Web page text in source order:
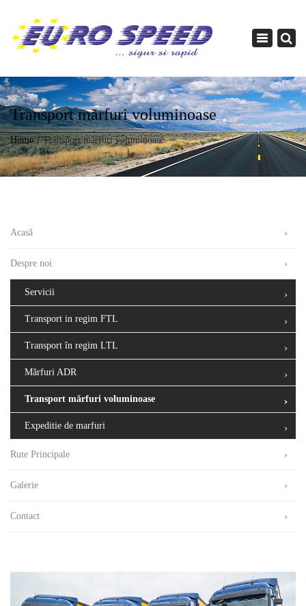
Toggle
Transport mărfuri voluminoase
Home Transport mărfuri voluminoase
Acasă
Despre noi
Servicii
Transport in regim FTL
Transport în regim LTL
Mărfuri ADR
Transport mărfuri voluminoase
Expeditie de marfuri
Rute Principale
Galerie
Contact